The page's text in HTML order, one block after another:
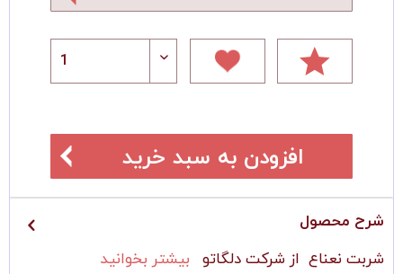
افزودن به سبد خرید
شرح محصول
شربت نعناع از شرکت دلگاتو
بیشتر بخوانید